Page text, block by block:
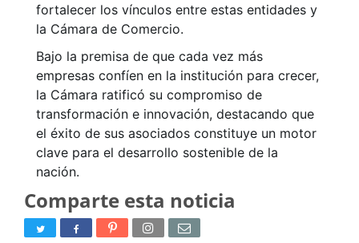
fortalecer los vínculos entre estas entidades y
la Cámara de Comercio.
Bajo la premisa de que cada vez más
empresas confíen en la institución para crecer,
la Cámara ratificó su compromiso de
transformación e innovación, destacando que
el éxito de sus asociados constituye un motor
clave para el desarrollo sostenible de la
nación.
Comparte esta noticia